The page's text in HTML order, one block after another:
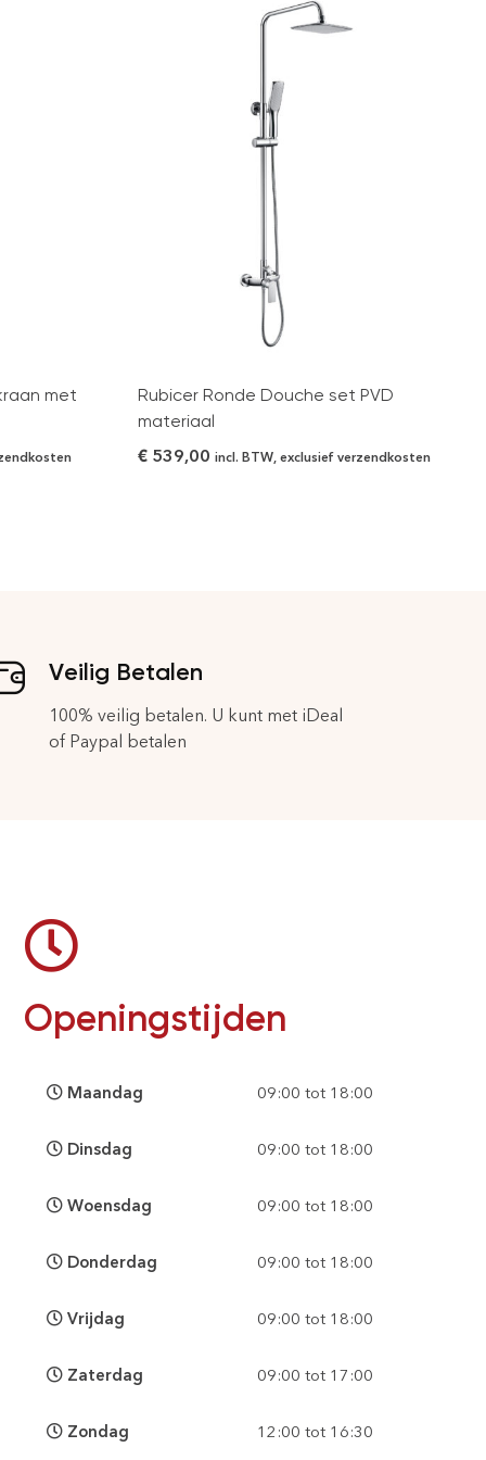
met
Rubicer Ronde Douche set PVD
materiaal
€ 539,00 incl. BTW, exclusief verzendkosten
Veilig Betalen
100% veilig betalen. U kunt met iDeal
of Paypal betalen
Openingstijden
Maandag 09:00 tot 18:00
Dinsdag 09:00 tot 18:00
Woensdag 09:00 tot 18:00
Donderdag 09:00 tot 18:00
Vrijdag 09:00 tot 18:00
Zaterdag 09:00 tot 17:00
Zondag 12:00 tot 16:30